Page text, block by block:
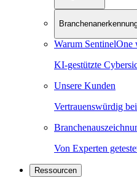
Warum SentinelOne
KI-gestützte
Unsere Kunden
Vertrauenswürdig
Von Experten
Ressourcen